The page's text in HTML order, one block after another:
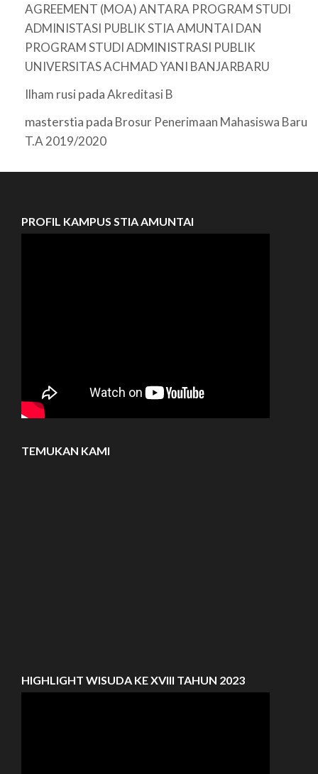
AGREEMENT (MOA) ANTARA PROGRAM STUDI
ADMINISTASI PUBLIK STIA AMUNTAI DAN
PROGRAM STUDI ADMINISTRASI PUBLIK
UNIVERSITAS ACHMAD YANI BANJARBARU
Ilham rusi padaAkreditasi B
masterstia pada Brosur Penerimaan Mahasiswa Baru
T.A 2019/2020
PROFIL KAMPUS STIA AMUNTAI
TEMUKAN KAMI
HIGHLIGHT WISUDA KE XVIII TAHUN 2023